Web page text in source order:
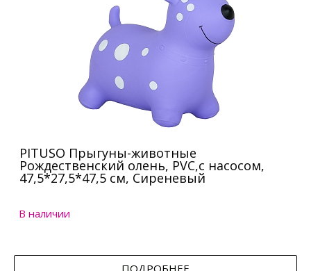
PITUSO Прыгуны-животные
Рождественский олень, PVC,с насосом,
47,5*27,5*47,5 см, Сиреневый
В наличии
ПОДРОБНЕЕ